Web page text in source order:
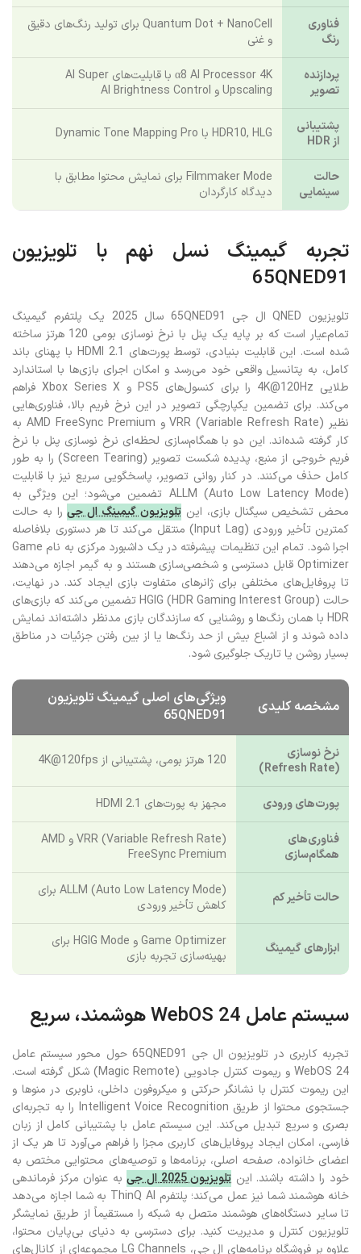
پس‌زمینه
Mini LED با کنترل نور نقطه‌ای (Precision Dimming)
رنگ
و غنی
تصویر
HDR10, HLG با Dynamic Tone Mapping Pro
تجربه گیمینگ نسل نهم با تلویزیون
65QNED91
تلویزیون QNED ال جی 65QNED91 سال 2025 یک پلتفرم گیمینگ
تمام‌عیار است که بر پایه یک پنل با نرخ نوسازی بومی 120 هرتز ساخته
شده است. این قابلیت بنیادی، توسط پورت‌های HDMI 2.1 با پهنای باند
کامل، به پتانسیل واقعی خود می‌رسد و امکان اجرای بازی‌ها با استاندارد
طلایی 4K@120Hz را برای کنسول‌های PS5 و Xbox Series X فراهم
می‌کند. برای تضمین یکپارچگی تصویر در این نرخ فریم بالا، فناوری‌هایی
نظیر VRR (Variable Refresh Rate) و AMD FreeSync Premium به
کار گرفته شده‌اند. این دو با همگام‌سازی لحظه‌ای نرخ نوسازی پنل با نرخ
فریم خروجی از منبع، پدیده شکست تصویر (Screen Tearing) را به طور
کامل حذف می‌کنند. در کنار روانی تصویر، پاسخگویی سریع نیز با قابلیت
ALLM (Auto Low Latency Mode) تضمین می‌شود؛ این ویژگی به
محض تشخیص سیگنال بازی، این
تلویزیون گیمینگ ال جیرا به حالت
کمترین تأخیر ورودی (Input Lag) منتقل می‌کند تا هر دستوری بلافاصله
اجرا شود. تمام این تنظیمات پیشرفته در یک داشبورد مرکزی به نام Game
Optimizer قابل دسترسی و شخصی‌سازی هستند و به گیمر اجازه می‌دهند
تا پروفایل‌های مختلفی برای ژانرهای متفاوت بازی ایجاد کند. در نهایت،
حالت HGIG (HDR Gaming Interest Group) تضمین می‌کند که بازی‌های
HDR با همان رنگ‌ها و روشنایی که سازندگان بازی مدنظر داشته‌اند نمایش
داده شوند و از اشباع بیش از حد رنگ‌ها یا از بین رفتن جزئیات در مناطق
بسیار روشن یا تاریک جلوگیری شود.
مشخصه کلیدی
ویژگی‌های اصلی گیمینگ تلویزیون
120 هرتز بومی، پشتیبانی از 4K@120fps
پورت‌های ورودی مجهز به پورت‌های HDMI 2.1
فناوری‌های
FreeSync Premium
حالت تأخیر کم
کاهش تأخیر ورودی
ابزارهای گیمینگ
سیستم عامل WebOS 24 هوشمند، سریع
تجربه کاربری در تلویزیون ال جی 65QNED91 حول محور سیستم عامل
WebOS 24 و ریموت کنترل جادویی (Magic Remote) شکل گرفته است.
این ریموت کنترل با نشانگر حرکتی و میکروفون داخلی، ناوبری در منوها و
جستجوی محتوا از طریق Intelligent Voice Recognition را به تجربه‌ای
بصری و سریع تبدیل می‌کند. این سیستم عامل با پشتیبانی کامل از زبان
فارسی، امکان ایجاد پروفایل‌های کاربری مجزا را فراهم می‌آورد تا هر یک از
اعضای خانواده، صفحه اصلی، برنامه‌ها و توصیه‌های محتوایی مختص به
خود را داشته باشند. اینتلویزیون 2025 ال جی
به عنوان مرکز فرماندهی
خانه هوشمند شما نیز عمل می‌کند؛ پلتفرم ThinQ AI به شما اجازه می‌دهد
تا سایر دستگاه‌های هوشمند متصل به شبکه را مستقیماً از طریق نمایشگر